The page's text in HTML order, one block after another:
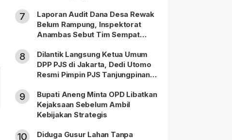
7
Laporan Audit Dana Desa Rewak
Belum Rampung, Inspektorat
Anambas Sebut Tim Sempat
8
Dilantik Langsung Ketua Umum
DPP PJS di Jakarta, Dedi Utomo
Resmi Pimpin PJS Tanjungpinang-
9
Bupati Aneng Minta OPD Libatkan
Kejaksaan Sebelum Ambil
Kebijakan Strategis
10
Diduga Gusur Lahan Tanpa